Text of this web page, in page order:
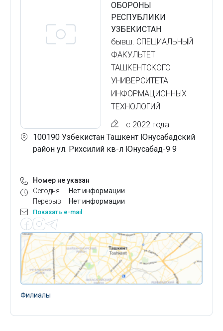
ОБОРОНЫ
РЕСПУБЛИКИ
УЗБЕКИСТАН
бывш. СПЕЦИАЛЬНЫЙ
ФАКУЛЬТЕТ
ТАШКЕНТСКОГО
УНИВЕРСИТЕТА
ИНФОРМАЦИОННЫХ
ТЕХНОЛОГИЙ
с 2022 года
100190 Узбекистан Ташкент Юнусабадский
район ул. Рихсилий кв-л Юнусабад-9 9
Номер не указан
Сегодня
Перерыв
Нет информации
Нет информации
Показать e-mail
Филиалы